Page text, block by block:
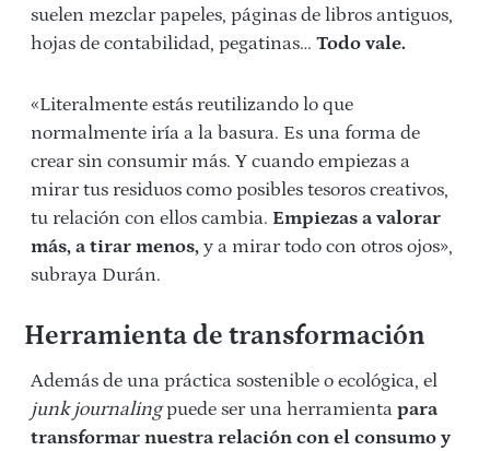
suelen mezclar papeles, páginas de libros antiguos,
hojas de contabilidad, pegatinas… Todo vale.
«Literalmente estás reutilizando lo que
normalmente iría a la basura. Es una forma de
crear sin consumir más. Y cuando empiezas a
mirar tus residuos como posibles tesoros creativos,
tu relación con ellos cambia. Empiezas a valorar
más, a tirar menos, y a mirar todo con otros ojos»,
subraya Durán.
Herramienta de transformación
Además de una práctica sostenible o ecológica, el
junk journalingpuede ser una herramienta para
transformar nuestra relación con el consumo y